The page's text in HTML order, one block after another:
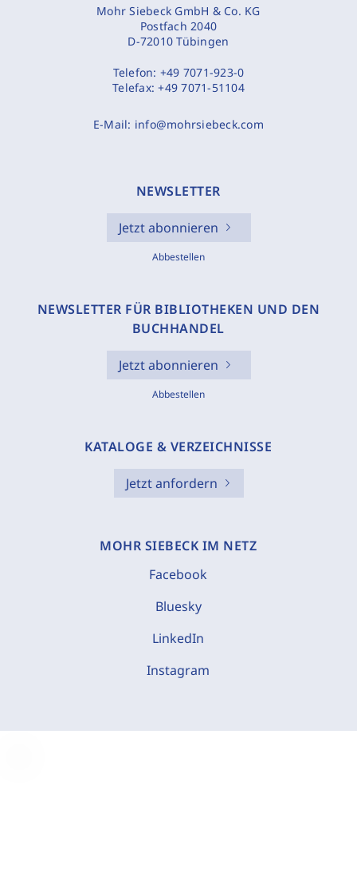
Mohr Siebeck GmbH & Co. KG
Postfach 2040
D-72010 Tübingen
Telefon: +49 7071-923-0
Telefax:+49 7071-51104
E-Mail: info@mohrsiebeck.com
NEWSLETTER
Jetzt abonnieren
Abbestellen
NEWSLETTER FÜR BIBLIOTHEKEN UND DEN
BUCHHANDEL
Jetzt abonnieren
Abbestellen
KATALOGE & VERZEICHNISSE
Jetzt anfordern
MOHR SIEBECK IM NETZ
Facebook
Bluesky
LinkedIn
Instagram